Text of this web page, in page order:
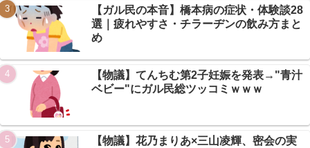
Powered by livedoor 相互RSS
【ガル民の本音】橋本病の症状・体験談28
選｜疲れやすさ・チラーヂンの飲み方まと
め
【物議】てんちむ第2子妊娠を発表→"青汁
ベビー"にガル民総ツッコミｗｗｗ
【物議】花乃まりあ×三山凌輝、密会の実